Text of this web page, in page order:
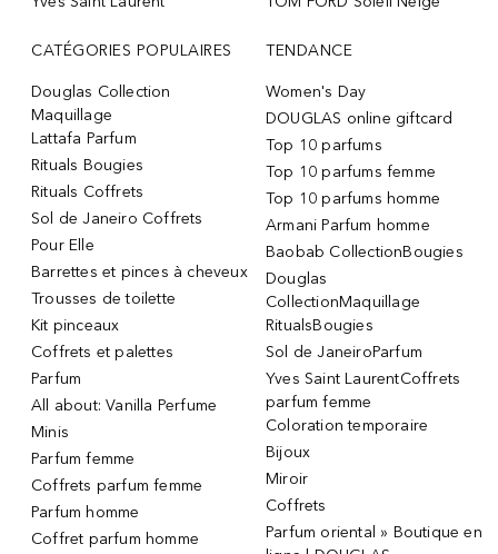
CATÉGORIES POPULAIRES
Douglas Collection
Maquillage
Lattafa Parfum
Rituals Bougies
Rituals Coffrets
Sol de Janeiro Coffrets
Pour Elle
Barrettes et pinces à cheveux
Trousses de toilette
Kit pinceaux
Coffrets et palettes
Parfum
All about: Vanilla Perfume
Minis
Parfum femme
Coffrets parfum femme
Parfum homme
Coffret parfum homme
TENDANCE
Women's Day
DOUGLAS online giftcard
Top 10 parfums
Top 10 parfums femme
Top 10 parfums homme
Armani Parfum homme
Baobab CollectionBougies
Douglas
CollectionMaquillage
RitualsBougies
Sol de JaneiroParfum
Yves Saint LaurentCoffrets
parfum femme
Coloration temporaire
Bijoux
Miroir
Coffrets
Parfum oriental » Boutique en